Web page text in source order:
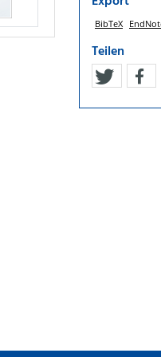
BibTeX
Teilen